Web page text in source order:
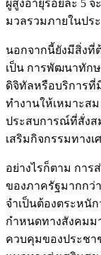
ผู้สูงอายุร้อยละ 5
มวลรวมภายในปร
นอกจากนี้ยังมีสิ่งที่
เป็น การพัฒนาทักษ
ดิจิทัลหรือบริการที่
ทำงานให้เหมาะส
ประสบการณ์ที่สั่งส
เสริมกิจกรรมทางเ
อย่างไรก็ตาม การ
ของภาครัฐมากกว่
จำเป็นต้องตระหนั
กำหนดทางสังคมม
ควบคุมของประชาช